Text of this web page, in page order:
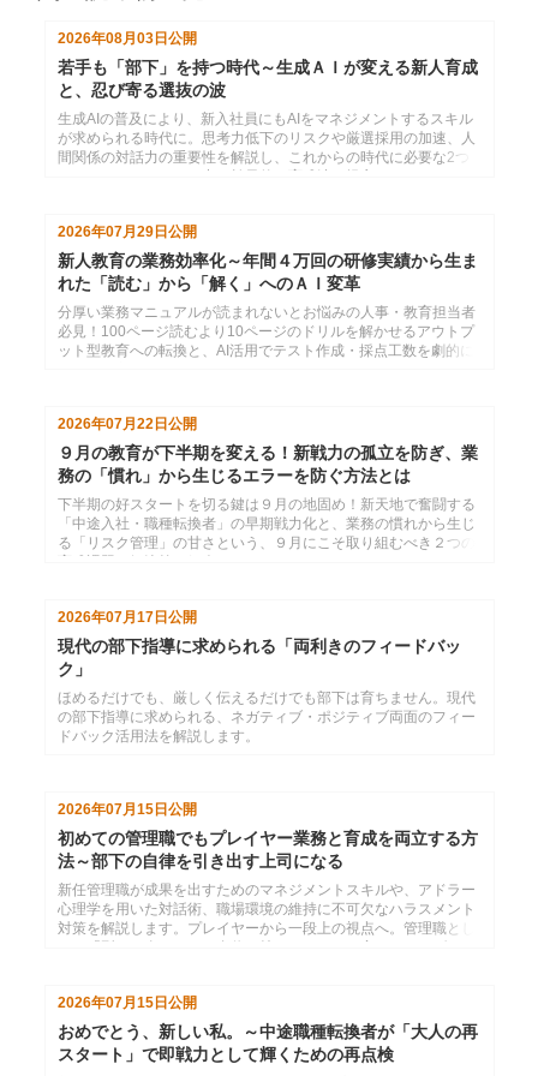
2026年08月03日 公開
若手も「部下」を持つ時代～生成ＡＩが変える新人育成
と、忍び寄る選抜の波
生成AIの普及により、新入社員にもAIをマネジメントするスキル
が求められる時代に。思考力低下のリスクや厳選採用の加速、人
間関係の対話力の重要性を解説し、これからの時代に必要な2つ
2026年07月29日公開
新人教育の業務効率化～年間４万回の研修実績から生ま
れた「読む」から「解く」へのＡＩ変革
分厚い業務マニュアルが読まれないとお悩みの人事・教育担当者
必見！100ページ読むより10ページのドリルを解かせるアウトプ
ット型教育への転換と、AI活用でテスト作成・採点工数を劇的に
2026年07月22日 公開
９月の教育が下半期を変える！新戦力の孤立を防ぎ、業
務の「慣れ」から生じるエラーを防ぐ方法とは
下半期の好スタートを切る鍵は９月の地固め！新天地で奮闘する
「中途入社・職種転換者」の早期戦力化と、業務の慣れから生じ
る「リスク管理」の甘さという、９月にこそ取り組むべき２つの
2026年07月17日公開
現代の部下指導に求められる「両利きのフィードバッ
ク」
ほめるだけでも、厳しく伝えるだけでも部下は育ちません。現代
の部下指導に求められる、ネガティブ・ポジティブ両面のフィー
ドバック活用法を解説します。
2026年07月15日 公開
初めての管理職でもプレイヤー業務と育成を両立する方
法～部下の自律を引き出す上司になる
新任管理職が成果を出すためのマネジメントスキルや、アドラー
心理学を用いた対話術、職場環境の維持に不可欠なハラスメント
対策を解説します。プレイヤーから一段上の視点へ。管理職とし
2026年07月15日公開
おめでとう、新しい私。～中途職種転換者が「大人の再
スタート」で即戦力として輝くための再点検